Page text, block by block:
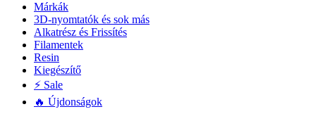
Márkák
3D-nyomtatók és sok más
Alkatrész és Frissítés
Filamentek
Resin
Kiegészítő
⚡ Sale
🔥 Újdonságok